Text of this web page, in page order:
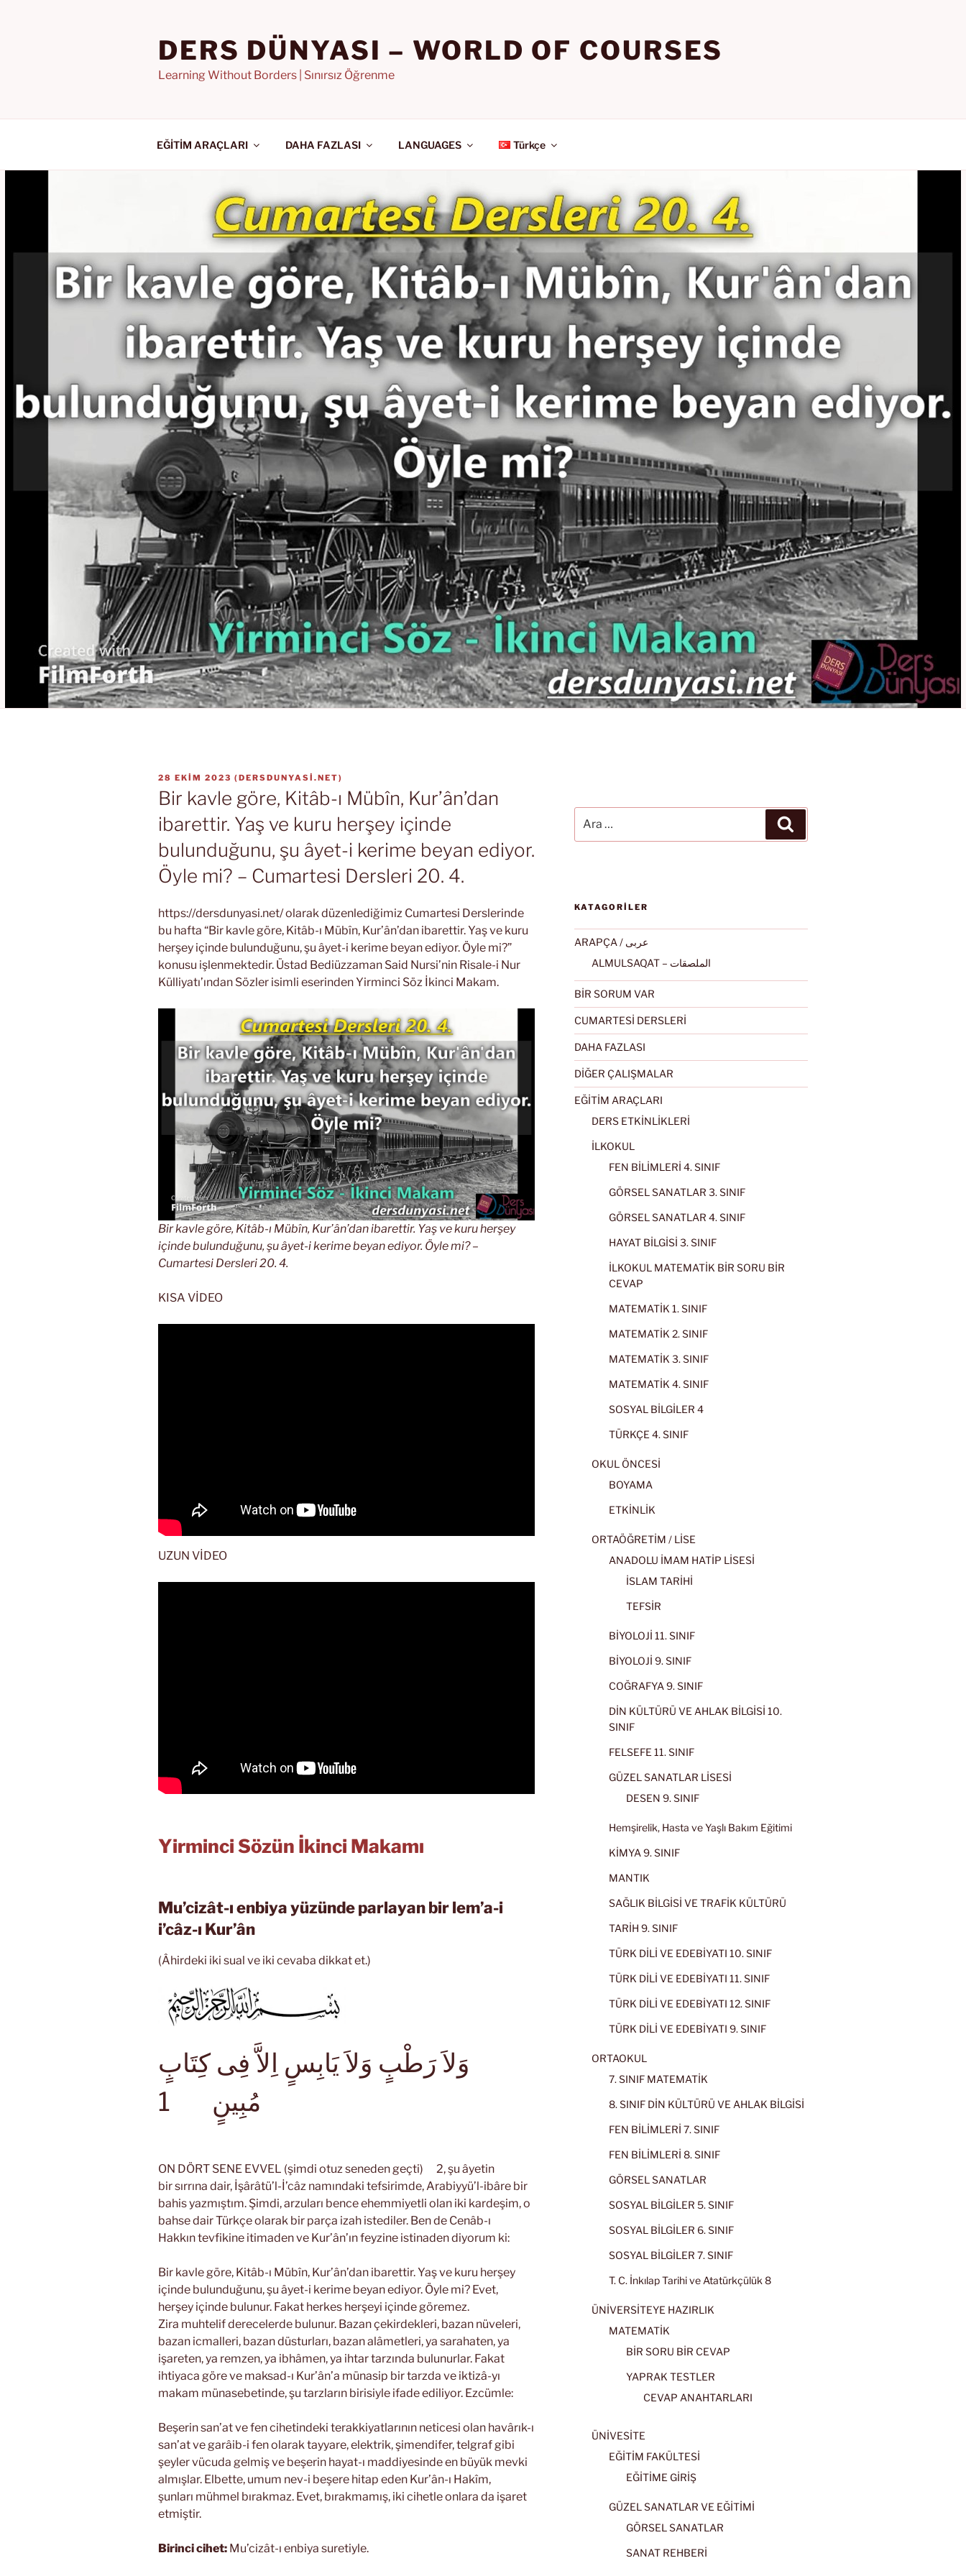
DERS DÜNYASI – WORLD OF COURSES
Learning Without Borders | Sınırsız Öğrenme
EĞİTİM ARAÇLARI DAHA FAZLASI LANGUAGES Türkçe
YAYIM
TARIHI
28 EKIM 2023 (DERSDUNYASI.NET)
Bir kavle göre, Kitâb-ı Mübîn, Kur’ân’dan
ibarettir. Yaş ve kuru herşey içinde
bulunduğunu, şu âyet-i kerime beyan ediyor.
Öyle mi? – Cumartesi Dersleri 20. 4.
https://dersdunyasi.net/ olarak düzenlediğimiz Cumartesi Derslerinde
bu hafta “Bir kavle göre, Kitâb-ı Mübîn, Kur’ân’dan ibarettir. Yaş ve kuru
herşey içinde bulunduğunu, şu âyet-i kerime beyan ediyor. Öyle mi?”
konusu işlenmektedir. Üstad Bediüzzaman Said Nursi’nin Risale-i Nur
Külliyatı’ından Sözler isimli eserinden Yirminci Söz İkinci Makam.
Bir kavle göre, Kitâb-ı Mübîn, Kur’ân’dan ibarettir. Yaş ve kuru herşey
içinde bulunduğunu, şu âyet-i kerime beyan ediyor. Öyle mi? –
Cumartesi Dersleri 20. 4.
KISA VİDEO
UZUN VİDEO
Yirminci Sözün İkinci Makamı
Mu’cizât-ı enbiya yüzünde parlayan bir lem’a-i
i’câz-ı Kur’ân
(Âhirdeki iki sual ve iki cevaba dikkat et.)
وَلاَ رَطْبٍ وَلاَ يَابِسٍ اِلاَّ فِى كِتَابٍ
مُبِينٍ
1
ON DÖRT SENE EVVEL (şimdi otuz seneden geçti)
2, şu âyetin
bir sırrına dair, İşârâtü’l-İ’câz namındaki tefsirimde, Arabiyyü’l-ibâre bir
bahis yazmıştım. Şimdi, arzuları bence ehemmiyetli olan iki kardeşim, o
bahse dair Türkçe olarak bir parça izah istediler. Ben de Cenâb-ı
Hakkın tevfikine itimaden ve Kur’ân’ın feyzine istinaden diyorum ki:
Bir kavle göre, Kitâb-ı Mübîn, Kur’ân’dan ibarettir. Yaş ve kuru herşey
içinde bulunduğunu, şu âyet-i kerime beyan ediyor. Öyle mi? Evet,
herşey içinde bulunur. Fakat herkes herşeyi içinde göremez.
Zira muhtelif derecelerde bulunur. Bazan çekirdekleri, bazan nüveleri,
bazan icmalleri, bazan düsturları, bazan alâmetleri, ya sarahaten, ya
işareten, ya remzen, ya ibhâmen, ya ihtar tarzında bulunurlar. Fakat
ihtiyaca göre ve maksad-ı Kur’ân’a münasip bir tarzda ve iktizâ-yı
makam münasebetinde, şu tarzların birisiyle ifade ediliyor. Ezcümle:
Beşerin san’at ve fen cihetindeki terakkiyatlarının neticesi olan havârık-ı
san’at ve garâib-i fen olarak tayyare, elektrik, şimendifer, telgraf gibi
şeyler vücuda gelmiş ve beşerin hayat-ı maddiyesinde en büyük mevki
almışlar. Elbette, umum nev-i beşere hitap eden Kur’ân-ı Hakîm,
şunları mühmel bırakmaz. Evet, bırakmamış, iki cihetle onlara da işaret
etmiştir.
Birinci cihet: Mu’cizât-ı enbiya suretiyle.
KATAGORİLER
ARAPÇA / عربى
ALMULSAQAT – الملصقات
BİR SORUM VAR
CUMARTESİ DERSLERİ
DAHA FAZLASI
DİĞER ÇALIŞMALAR
EĞİTİM ARAÇLARI
DERS ETKİNLİKLERİ
İLKOKUL
FEN BİLİMLERİ 4. SINIF
GÖRSEL SANATLAR 3. SINIF
GÖRSEL SANATLAR 4. SINIF
HAYAT BİLGİSİ 3. SINIF
İLKOKUL MATEMATİK BİR SORU BİR
CEVAP
MATEMATİK 1. SINIF
MATEMATİK 2. SINIF
MATEMATİK 3. SINIF
MATEMATİK 4. SINIF
SOSYAL BİLGİLER 4
TÜRKÇE 4. SINIF
OKUL ÖNCESİ
BOYAMA
ETKİNLİK
ORTAÖĞRETİM / LİSE
ANADOLU İMAM HATİP LİSESİ
İSLAM TARİHİ
TEFSİR
BİYOLOJİ 11. SINIF
BİYOLOJİ 9. SINIF
COĞRAFYA 9. SINIF
DİN KÜLTÜRÜ VE AHLAK BİLGİSİ 10.
SINIF
FELSEFE 11. SINIF
GÜZEL SANATLAR LİSESİ
DESEN 9. SINIF
Hemşirelik, Hasta ve Yaşlı Bakım Eğitimi
KİMYA 9. SINIF
MANTIK
SAĞLIK BİLGİSİ VE TRAFİK KÜLTÜRÜ
TARİH 9. SINIF
TÜRK DİLİ VE EDEBİYATI 10. SINIF
TÜRK DİLİ VE EDEBİYATI 11. SINIF
TÜRK DİLİ VE EDEBİYATI 12. SINIF
TÜRK DİLİ VE EDEBİYATI 9. SINIF
ORTAOKUL
7. SINIF MATEMATİK
8. SINIF DİN KÜLTÜRÜ VE AHLAK BİLGİSİ
FEN BİLİMLERİ 7. SINIF
FEN BİLİMLERİ 8. SINIF
GÖRSEL SANATLAR
SOSYAL BİLGİLER 5. SINIF
SOSYAL BİLGİLER 6. SINIF
SOSYAL BİLGİLER 7. SINIF
T. C. İnkılap Tarihi ve Atatürkçülük 8
ÜNİVERSİTEYE HAZIRLIK
MATEMATİK
BİR SORU BİR CEVAP
YAPRAK TESTLER
CEVAP ANAHTARLARI
ÜNİVESİTE
EĞİTİM FAKÜLTESİ
EĞİTİME GİRİŞ
GÜZEL SANATLAR VE EĞİTİMİ
GÖRSEL SANATLAR
SANAT REHBERİ